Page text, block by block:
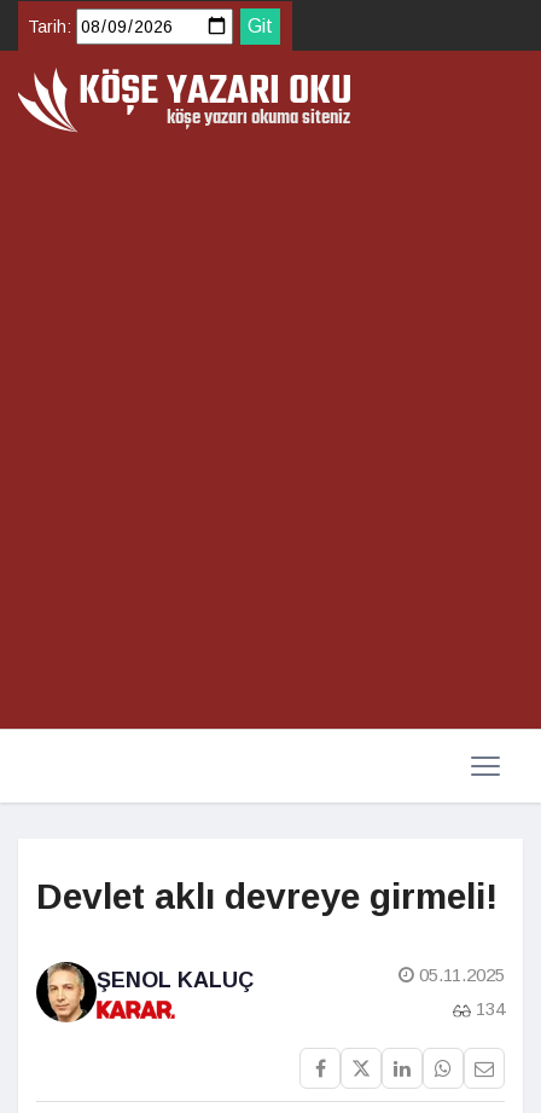
Tarih:
Devlet aklı devreye girmeli!
ŞENOL KALUÇ
05.11.2025
134